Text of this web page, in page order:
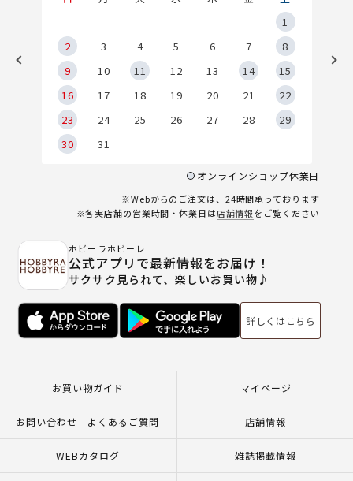
1
2
3 4 5 6 7
8
9
10 11 12 13 14
15
16
17 18 19 20 21
22
23
24 25 26 27 28
29
30
31
オンラインショップ休業日
※Webからのご注文は、24時間承っております
※各実店舗の営業時間・休業日は店舗情報をご覧ください
ホビーラホビーレ
公式アプリで最新情報をお届け！
サクサク見られて、楽しいお買い物♪
詳しくはこちら
お買い物ガイド マイページ
お問い合わせ - よくあるご質問 店舗情報
WEBカタログ 雑誌掲載情報